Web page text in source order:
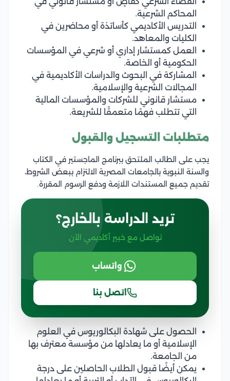
المحاكم الشرعية.
التدريس الأكاديمي كأساتذة أو محاضرين في
الكليات والمعاهد.
العمل كمستشار إداري أو شرعي في المؤسسات
الحكومية أو الخاصة.
المشاركة في البحوث والدراسات الأكاديمية في
المجالات الشرعية والإسلامية.
مستشار قانوني للشركات والمؤسسات المالية
التي تتطلب فهمًا متعمقًا للشريعة.
متطلبات التسجيل والقبول
يجب على الطالب الملتحق ببرنامج الماجستير في الكتاب
والسنة النبوية بالجامعات المصرية الالتزام ببعض الشروط،
تقديم جميع المستندات اللازمة ودفع الرسوم المقررة.
تريد الدراسة بالخارج؟
تواصل مع خبير أكاديمي الآن
واتساب
اتصل بنا
الحصول على شهادة البكالوريوس في العلوم
الإسلامية أو ما يعادلها من مؤسسة معترف بها
من الجامعة.
يمكن أيضًا قبول الطلاب الحاصلين على درجة